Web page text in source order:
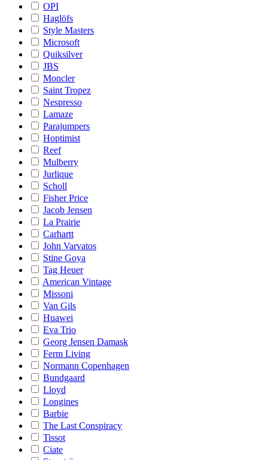
OPI
Haglöfs
Style Masters
Microsoft
Quiksilver
JBS
Moncler
Saint Tropez
Nespresso
Lamaze
Parajumpers
Hoptimist
Reef
Mulberry
Jurlique
Scholl
Fisher Price
Jacob Jensen
La Prairie
Carhartt
John Varvatos
Stine Goya
Tag Heuer
American Vintage
Missoni
Van Gils
Huawei
Eva Trio
Georg Jensen Damask
Ferm Living
Normann Copenhagen
Bundgaard
Lloyd
Longines
Barbie
The Last Conspiracy
Tissot
Ciate